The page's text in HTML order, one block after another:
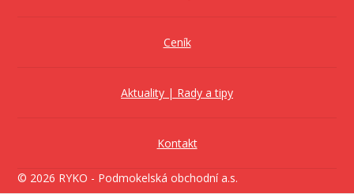
Ceník
Aktuality | Rady a tipy
Kontakt
© 2026 RYKO - Podmokelská obchodní a.s.